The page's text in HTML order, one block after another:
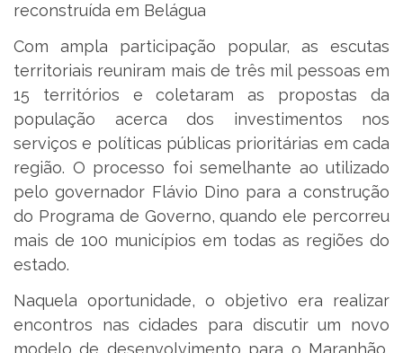
reconstruída em Belágua
Com ampla participação popular, as escutas
territoriais reuniram mais de três mil pessoas em
15 territórios e coletaram as propostas da
população acerca dos investimentos nos
serviços e políticas públicas prioritárias em cada
região. O processo foi semelhante ao utilizado
pelo governador Flávio Dino para a construção
do Programa de Governo, quando ele percorreu
mais de 100 municípios em todas as regiões do
estado.
Naquela oportunidade, o objetivo era realizar
encontros nas cidades para discutir um novo
modelo de desenvolvimento para o Maranhão,